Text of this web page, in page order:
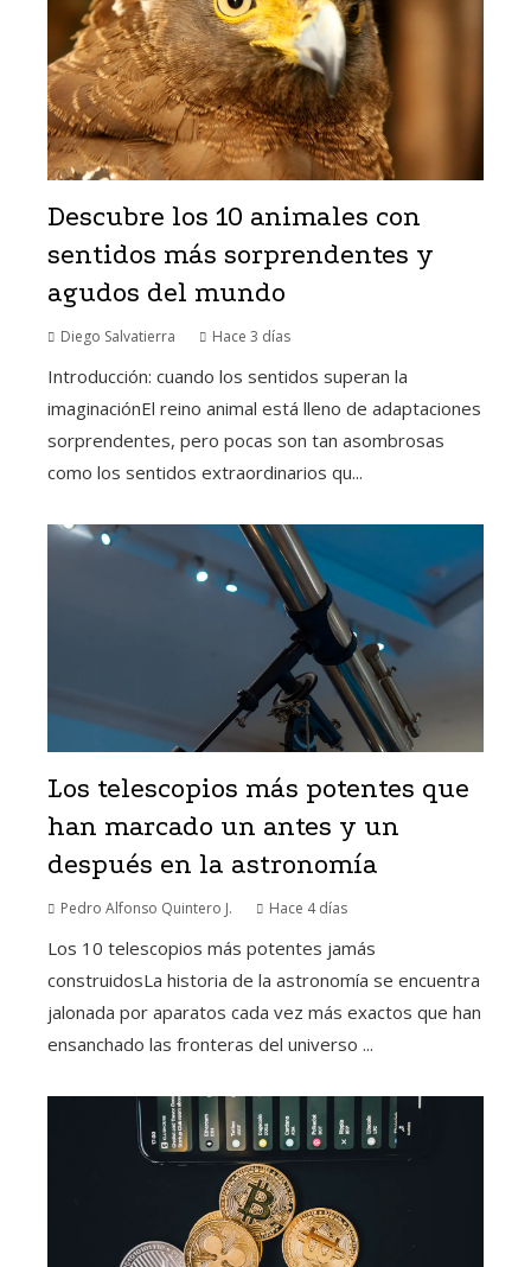
Descubre los 10 animales con
sentidos más sorprendentes y
agudos del mundo
Diego Salvatierra Hace 3 días
Introducción: cuando los sentidos superan la
imaginaciónEl reino animal está lleno de adaptaciones
sorprendentes, pero pocas son tan asombrosas
como los sentidos extraordinarios qu...
Los telescopios más potentes que
han marcado un antes y un
después en la astronomía
Pedro Alfonso Quintero J. Hace 4 días
Los 10 telescopios más potentes jamás
construidosLa historia de la astronomía se encuentra
jalonada por aparatos cada vez más exactos que han
ensanchado las fronteras del universo ...